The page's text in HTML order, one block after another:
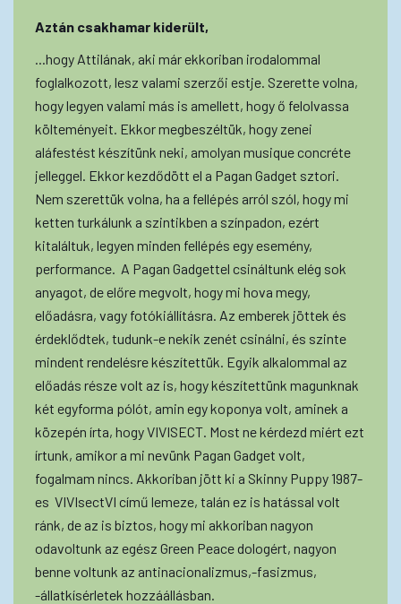
Aztán csakhamar kiderült,
...hogy Attilának, aki már ekkoriban irodalommal
foglalkozott, lesz valami szerzői estje. Szerette volna,
hogy legyen valami más is amellett, hogy ő felolvassa
költeményeit. Ekkor megbeszéltük, hogy zenei
aláfestést készítünk neki, amolyan musique concréte
jelleggel. Ekkor kezdődött el a Pagan Gadget sztori.
Nem szerettük volna, ha a fellépés arról szól, hogy mi
ketten turkálunk a szintikben a színpadon, ezért
kitaláltuk, legyen minden fellépés egy esemény,
performance. A Pagan Gadgettel csináltunk elég sok
anyagot, de előre megvolt, hogy mi hova megy,
előadásra, vagy fotókiállításra. Az emberek jöttek és
érdeklődtek, tudunk-e nekik zenét csinálni, és szinte
mindent rendelésre készítettük. Egyik alkalommal az
előadás része volt az is, hogy készítettünk magunknak
két egyforma pólót, amin egy koponya volt, aminek a
közepén írta, hogy VIVISECT. Most ne kérdezd miért ezt
írtunk, amikor a mi nevünk Pagan Gadget volt,
fogalmam nincs. Akkoriban jött ki a Skinny Puppy 1987-
es VIVIsectVI című lemeze, talán ez is hatással volt
ránk, de az is biztos, hogy mi akkoriban nagyon
odavoltunk az egész Green Peace dologért, nagyon
benne voltunk az antinacionalizmus,-fasizmus,
-állatkísérletek hozzáállásban.